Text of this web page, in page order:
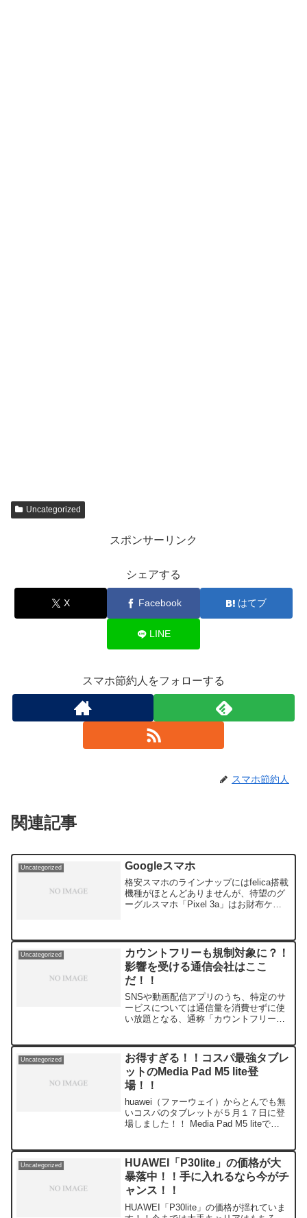
Uncategorized
スポンサーリンク
シェアする
X Facebook はてブ
LINE
スマホ節約人をフォローする
スマホ節約人
関連記事
Uncategorized Googleスマホ
格安スマホのラインナップにはfelica搭載
機種がほとんどありませんが、待望のグ
ーグルスマホ「Pixel 3a」はお財布ケー
ルレンジ以下）でfelica搭載機種は...
Uncategorized
カウントフリーも規制対象に？！
影響を受ける通信会社はここ
だ！！
SNSや動画配信アプリのうち、特定のサ
ービスについては通信量を消費せずに使
い放題となる、通称「カウントフリー」
とから、この記事では現在「カウントフ
リー」を提供している会...
Uncategorized
お得すぎる！！コスパ最強タブレ
ットのMedia Pad M5 lite登
場！！
huawei（ファーウェイ）からとんでも無
いコスパのタブレットが５月１７日に登
場しました！！ Media Pad M5 liteで
スパを追求してきたのがMe...
Uncategorized
HUAWEI「P30lite」の価格が大
暴落中！！手に入れるなら今がチ
ャンス！！
HUAWEI「P30lite」の価格が揺れていま